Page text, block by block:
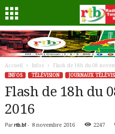
Accueil Infos
Flash de 18h du 08
INFOS
TÉLÉVISION JOURNAUX
Flash de 18h du
2016
Par rtb.bf- 8 novembre 2016 2247